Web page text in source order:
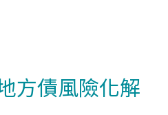
方債風險化解